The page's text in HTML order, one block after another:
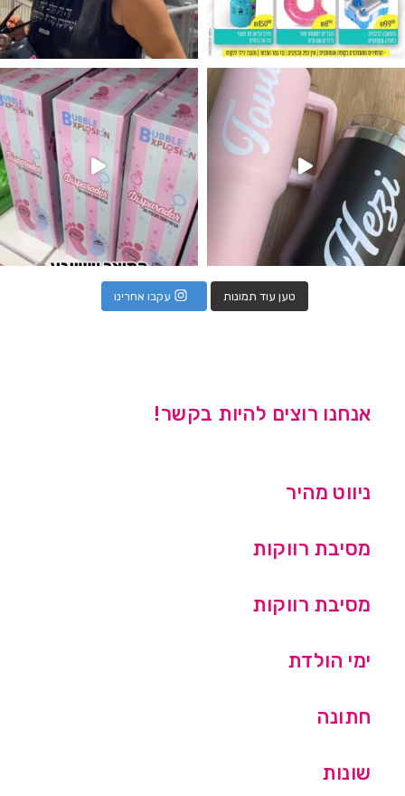
מטף לגילוי מין העובר חזר למלא
טען עוד תמונות עקבו אחרינו
אנחנו רוצים להיות בקשר!
ניווט מהיר
מסיבת רווקות
מסיבת רווקות
ימי הולדת
חתונה
שונות